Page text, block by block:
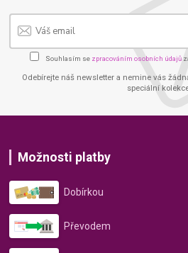
Souhlasím se zpracováním osobních údajů
Odebírejte náš newsletter a nemine vás
speciální
Možnosti platby
Dobírkou
Převodem